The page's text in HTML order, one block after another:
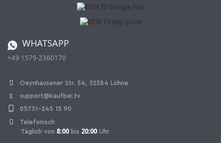
Vertrag widerrufen
WHATSAPP
+49 1579-2360170
Oeynhausener Str. 54, 32584 Löhne
support@kaufbei.tv
05731-245 15 90
Telefonisch
Täglich von 8:00 bis 20:00 Uhr